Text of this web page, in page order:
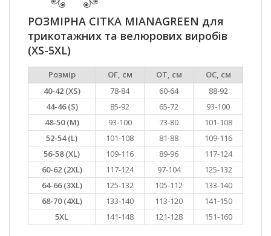
РОЗМІРНА СІТКА MIANAGREEN для
трикотажних та велюрових виробів
(XS-5XL)
Розмір ОГ, см ОТ, см
ОС, см
40-42 (XS)
78-84 60-64
88-92
44-46 (S)
85-92 65-72
93-100
48-50 (M)
93-100 73-80
101-108
52-54 (L)
101-108 81-88
109-116
56-58 (XL)
109-116 89-96
117-124
60-62 (2XL)
117-124 97-104
125-132
64-66 (3XL)
125-132 105-112
133-140
68-70 (4XL)
133-140 113-120
141-150
5XL
141-148 121-128 151-160